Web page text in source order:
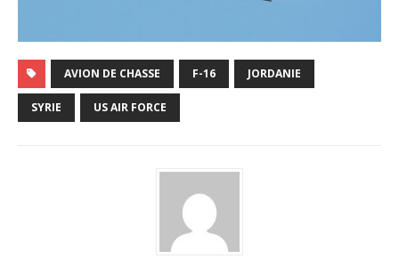
AVION DE CHASSE F-16 JORDANIE
SYRIE US AIR FORCE